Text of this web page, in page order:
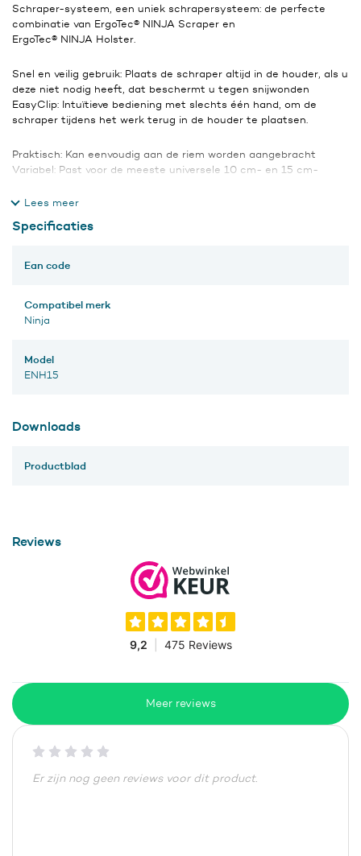
Schraper-systeem, een uniek schrapersysteem: de perfecte
combinatie van ErgoTec® NINJA Scraper en
ErgoTec® NINJA Holster.
Snel en veilig gebruik: Plaats de schraper altijd in de houder, als u
deze niet nodig heeft, dat beschermt u tegen snijwonden
EasyClip: Intuïtieve bediening met slechts één hand, om de
schraper tijdens het werk terug in de houder te plaatsen.
Praktisch: Kan eenvoudig aan de riem worden aangebracht
Variabel: Past voor de meeste universele 10 cm- en 15 cm-
Afzonderlijk verkrijgbaar, of als combiholster met ErgoTec® NINJA
Specificaties
Ean code
Compatibel merk
Ninja
Model
ENH15
Downloads
Productblad
Reviews
Meer reviews
Er zijn nog geen reviews voor dit product.